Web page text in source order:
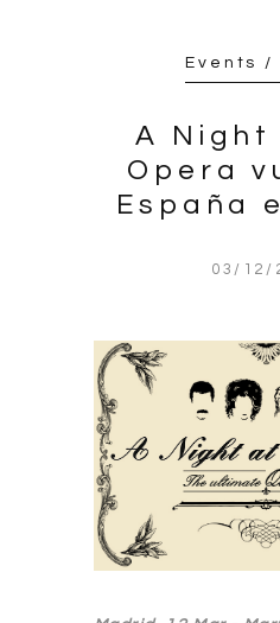
Events /
A
Opera
España
03/12/